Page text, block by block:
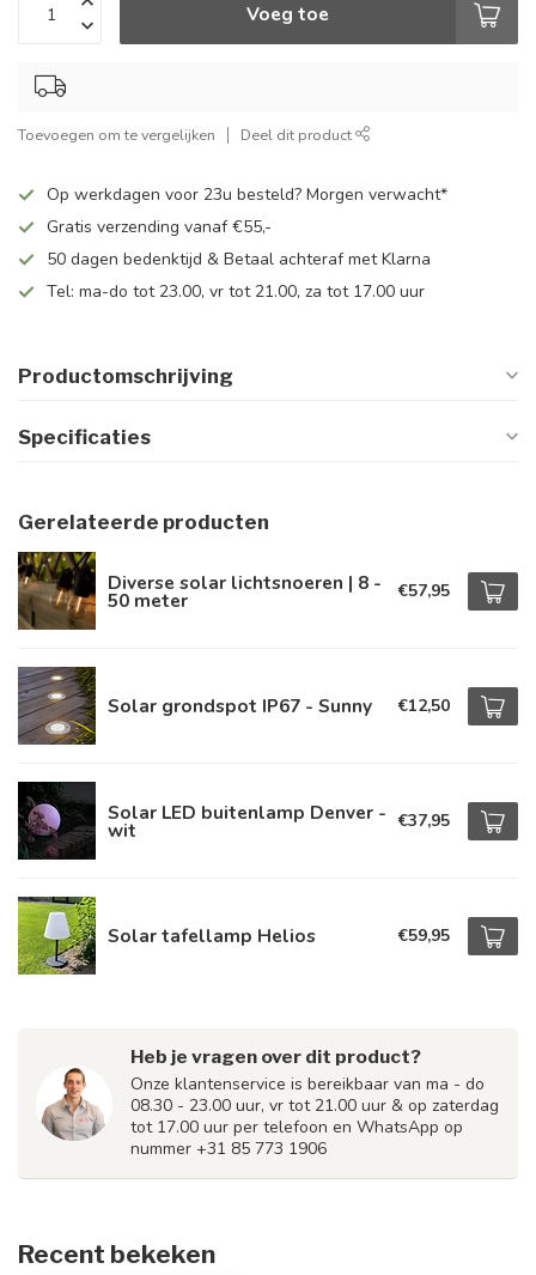
Voeg toe
Toevoegen om te vergelijken Deel dit product
Op werkdagen voor 23u besteld? Morgen verwacht*
Gratis verzending vanaf €55,-
50 dagen bedenktijd & Betaal achteraf met Klarna
Tel: ma-do tot 23.00, vr tot 21.00, za tot 17.00 uur
Productomschrijving
Specificaties
Gerelateerde producten
Diverse solar lichtsnoeren | 8 -
50 meter €57,95
Solar grondspot IP67 - Sunny €12,50
Solar LED buitenlamp Denver -
wit €37,95
Solar tafellamp Helios €59,95
Heb je vragen over dit product?
Onze klantenservice is bereikbaar van ma - do
08.30 - 23.00 uur, vr tot 21.00 uur & op zaterdag
tot 17.00 uur per telefoon en WhatsApp op
nummer +31 85 773 1906
Recent bekeken